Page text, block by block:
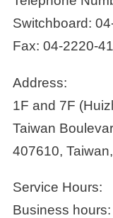
Switchboard:
Fax: 04-2220-
Address:
1F and 7F
Taiwan
407610,
Service Hours:
Business